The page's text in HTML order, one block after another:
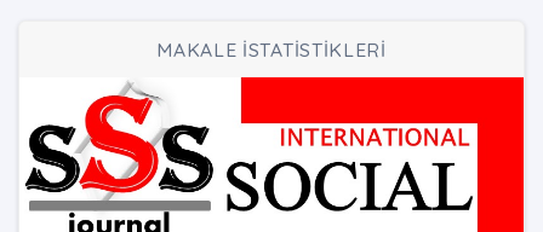
MAKALE İSTATİSTİKLERİ